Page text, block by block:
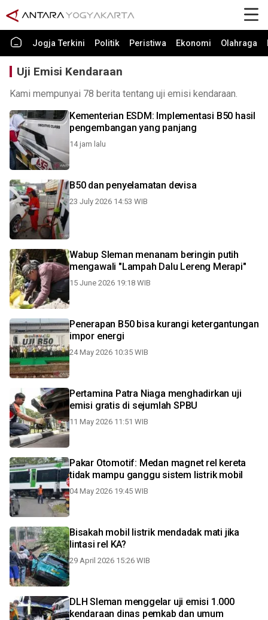
Jogja Terkini Politik Peristiwa Ekonomi Olahraga
Uji Emisi Kendaraan
Kami mempunyai 78 berita tentang uji emisi kendaraan.
Kementerian ESDM: Implementasi B50 hasil
pengembangan yang panjang
14 jam lalu
B50 dan penyelamatan devisa
23 July 2026 14:53 WIB
Wabup Sleman menanam beringin putih
mengawali "Lampah Dalu Lereng Merapi"
15 June 2026 19:18 WIB
Penerapan B50 bisa kurangi ketergantungan
impor energi
24 May 2026 10:35 WIB
Pertamina Patra Niaga menghadirkan uji
emisi gratis di sejumlah SPBU
11 May 2026 11:51 WIB
Pakar Otomotif: Medan magnet rel kereta
tidak mampu ganggu sistem listrik mobil
04 May 2026 19:45 WIB
Bisakah mobil listrik mendadak mati jika
lintasi rel KA?
29 April 2026 15:26 WIB
DLH Sleman menggelar uji emisi 1.000
kendaraan dinas pemkab dan umum